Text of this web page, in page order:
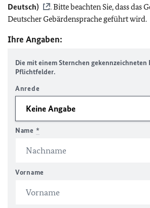
Deutsch)
. Bitte beachten Sie, dass das
Deutscher Gebärdensprache geführt wird.
Ihre Angaben:
Die mit einem Sternchen gekennzeichneten
Pflichtfelder.
Anrede
Name *
Vorname